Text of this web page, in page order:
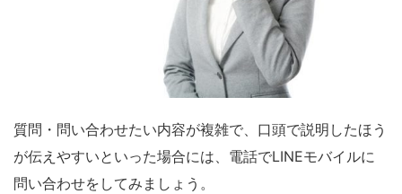
質問・問い合わせたい内容が複雑で、口頭で説明したほう
が伝えやすいといった場合には、電話でLINEモバイルに
問い合わせをしてみましょう。